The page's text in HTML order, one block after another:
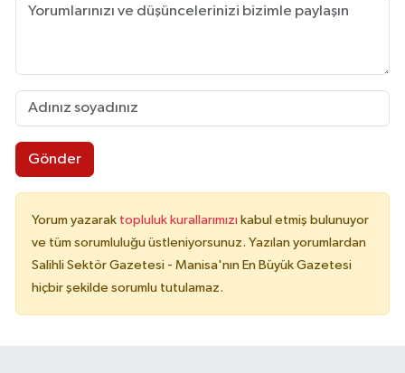
Gönder
Yorum yazarak topluluk kurallarımızı kabul etmiş bulunuyor
ve tüm sorumluluğu üstleniyorsunuz. Yazılan yorumlardan
Salihli Sektör Gazetesi - Manisa'nın En Büyük Gazetesi
hiçbir şekilde sorumlu tutulamaz.